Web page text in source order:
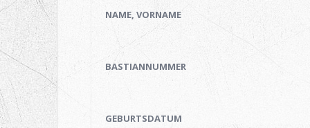
NAME, VORNAME
BASTIANNUMMER
GEBURTSDATUM